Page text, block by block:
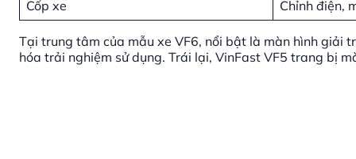
Cốp xe Chỉnh
Tại trung tâm của mẫu xe VF6, nổi bật là màn hình giải
hóa trải nghiệm sử dụng. Trái lại, VinFast VF5 trang bị